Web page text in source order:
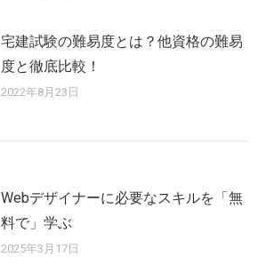
宅建試験の難易度とは？他資格の難易
度と徹底比較！
2022年8月23日
Webデザイナーに必要なスキルを「無
料で」学ぶ
2025年3月17日